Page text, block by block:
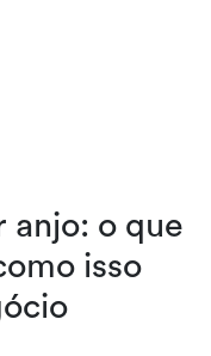
anjo: o que
isso